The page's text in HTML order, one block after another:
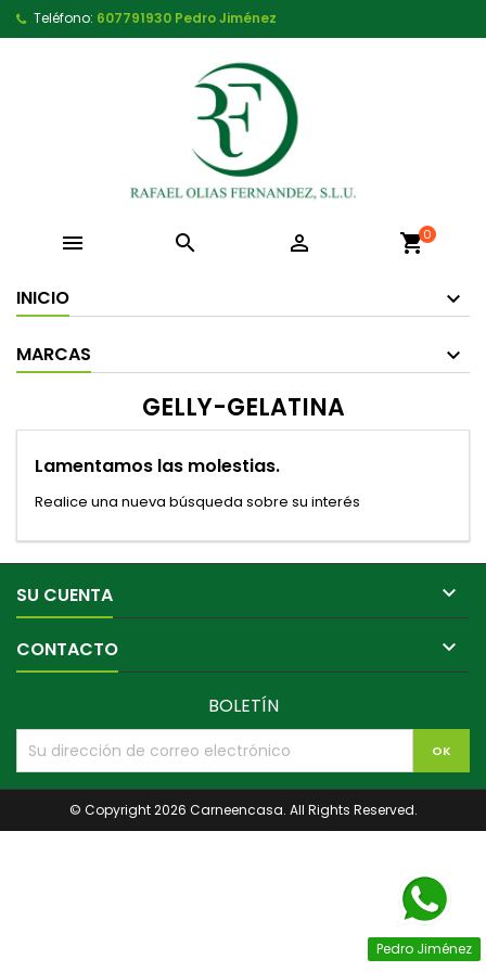
Teléfono: 607791930 Pedro Jiménez
   shopping_cart0
INICIO
MARCAS
GELLY-GELATINA
Lamentamos las molestias.
Realice una nueva búsqueda sobre su interés
SU CUENTA 
CONTACTO 
Pedro Jiménez
BOLETÍN
© Copyright 2026 Carneencasa. All Rights Reserved.